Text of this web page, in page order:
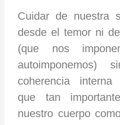
Cuidar de nuestra
desde el temor ni
(que nos
autoimponemos)
coherencia
que tan
nuestro cuerpo